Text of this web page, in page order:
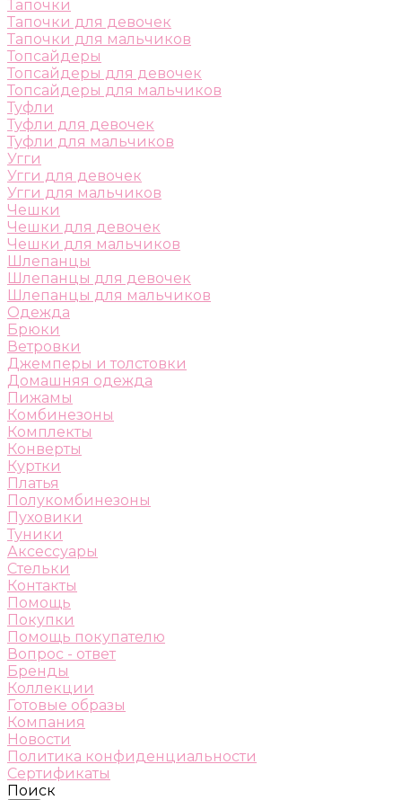
Тапочки
Тапочки для девочек
Тапочки для мальчиков
Топсайдеры
Топсайдеры для девочек
Топсайдеры для мальчиков
Туфли
Туфли для девочек
Туфли для мальчиков
Угги
Угги для девочек
Угги для мальчиков
Чешки
Чешки для девочек
Чешки для мальчиков
Шлепанцы
Шлепанцы для девочек
Шлепанцы для мальчиков
Одежда
Брюки
Ветровки
Джемперы и толстовки
Домашняя одежда
Пижамы
Комбинезоны
Комплекты
Конверты
Куртки
Платья
Полукомбинезоны
Пуховики
Туники
Аксессуары
Стельки
Контакты
Помощь
Покупки
Помощь покупателю
Вопрос - ответ
Бренды
Коллекции
Готовые образы
Компания
Новости
Политика конфиденциальности
Сертификаты
Поиск